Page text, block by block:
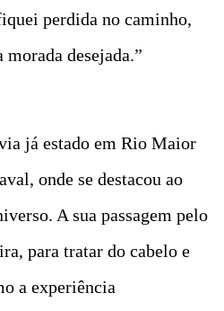
perdida no caminho,
desejada.”
já estado em Rio Maior
onde se destacou ao
A sua passagem pelo
para tratar do cabelo e
a experiência